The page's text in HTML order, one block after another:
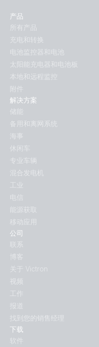
产品
所有产品
充电和转换
电池监控器和电池
太阳能充电器和电池板
本地和远程监控
附件
下载
软件
解决方案
储能
备用和离网系统
海事
休闲车
专业车辆
混合发电机
工业
电信
能源获取
移动应用
公司
联系
博客
关于 Victron
视频
工作
报道
找到您的销售经理